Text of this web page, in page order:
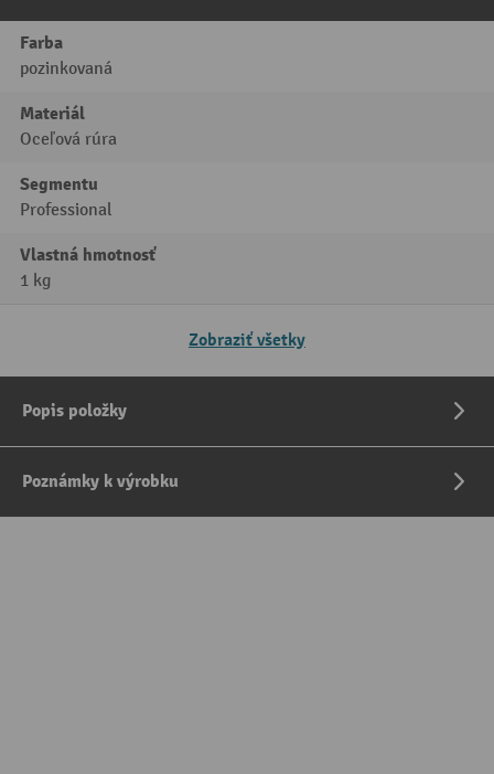
Farba
pozinkovaná
Materiál
Oceľová rúra
Segmentu
Professional
Vlastná hmotnosť
1 kg
Zobraziť všetky
Popis položky
Poznámky k výrobku